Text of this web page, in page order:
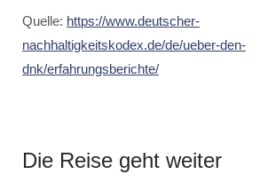
Quelle: https://www.deutscher-
nachhaltigkeitskodex.de/de/ueber-den-
dnk/erfahrungsberichte/
Die Reise geht weiter